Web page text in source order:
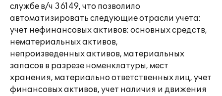
службе в/ч 36149, что позволило
автоматизировать следующие отрасли учета:
учет нефинансовых активов: основных средств,
нематериальных активов,
непроизведенных активов, материальных
запасов в разрезе номенклатуры, мест
хранения, материально ответственных лиц, учет
финансовых активов, учет наличия и движения